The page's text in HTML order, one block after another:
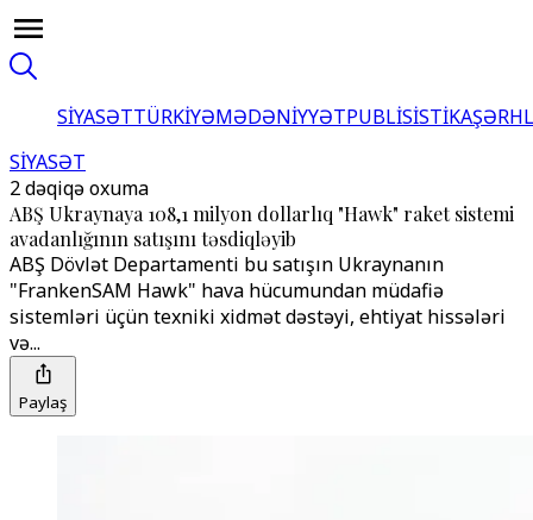
SİYASƏTTÜRKİYƏMƏDƏNİYYƏTPUBLİSİSTİKA
SİYASƏT
2 dəqiqə oxuma
ABŞ Ukraynaya 108,1 milyon dollarlıq "Hawk" raket sistemi
avadanlığının satışını təsdiqləyib
ABŞ Dövlət Departamenti bu satışın Ukraynanın
"FrankenSAM Hawk" hava hücumundan müdafiə
sistemləri üçün texniki xidmət dəstəyi, ehtiyat hissələri
və...
Paylaş